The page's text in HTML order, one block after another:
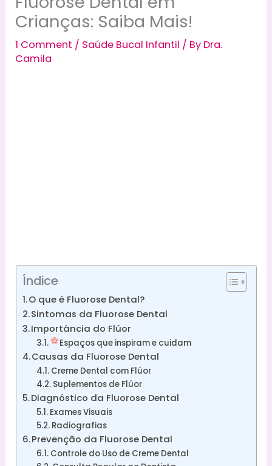
Crianças: Saiba Mais!
1 Comment / Saúde Bucal Infantil / By Dra.
Camila
Índice
O que é Fluorose Dental?
Sintomas da Fluorose Dental
Importância do Flúor
Espaços que inspiram e cuidam
Causas da Fluorose Dental
Creme Dental com Flúor
Suplementos de Flúor
Diagnóstico da Fluorose Dental
Exames Visuais
Radiografias
Prevenção da Fluorose Dental
Controle do Uso de Creme Dental